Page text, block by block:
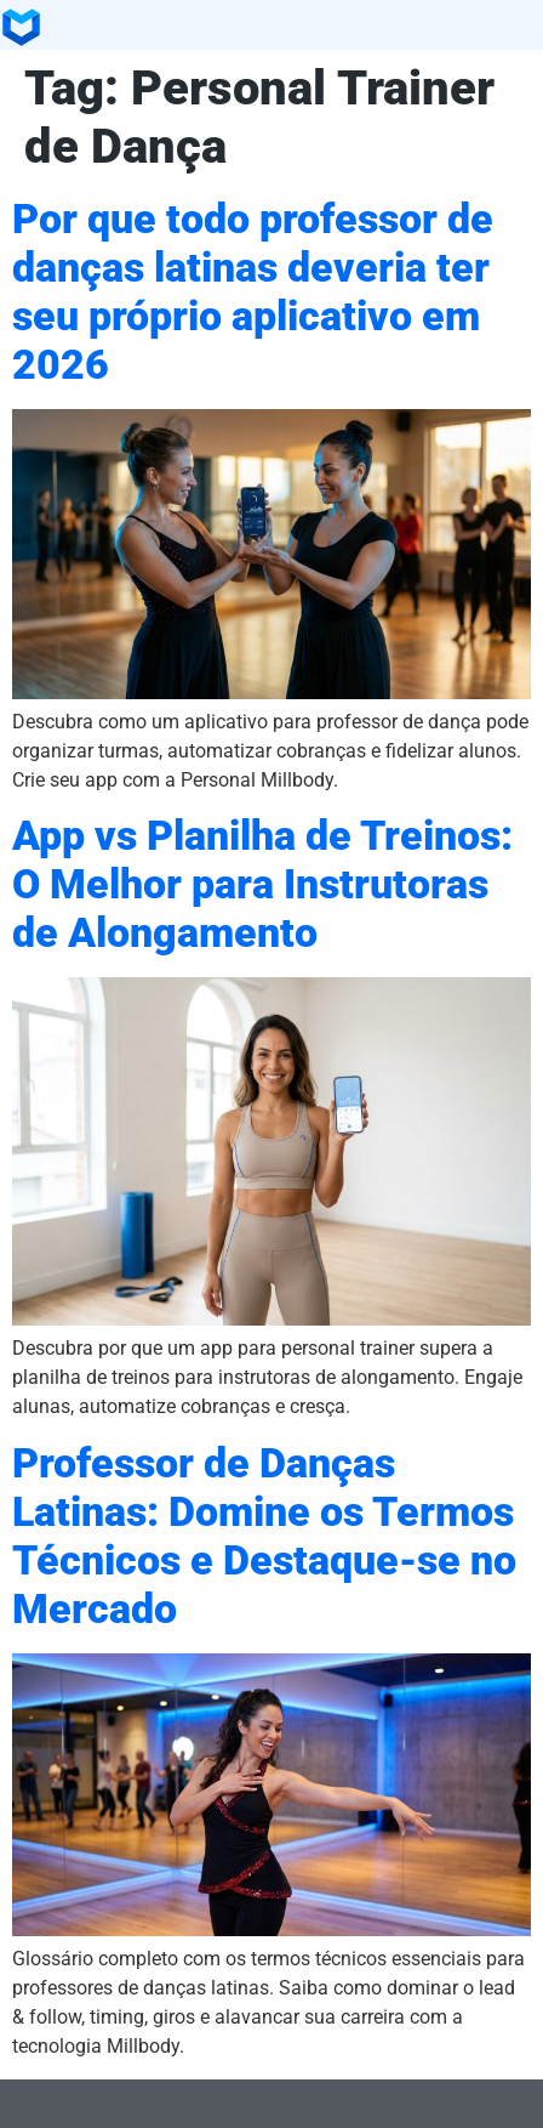
Tag: Personal Trainer
de Dança
Por que todo professor de
danças latinas deveria ter
seu próprio aplicativo em
2026
Descubra como um aplicativo para professor de dança pode
organizar turmas, automatizar cobranças e fidelizar alunos.
Crie seu app com a Personal Millbody.
App vs Planilha de Treinos:
O Melhor para Instrutoras
de Alongamento
Descubra por que um app para personal trainer supera a
planilha de treinos para instrutoras de alongamento. Engaje
alunas, automatize cobranças e cresça.
Professor de Danças
Latinas: Domine os Termos
Técnicos e Destaque-se no
Mercado
Glossário completo com os termos técnicos essenciais para
professores de danças latinas. Saiba como dominar o lead
& follow, timing, giros e alavancar sua carreira com a
tecnologia Millbody.